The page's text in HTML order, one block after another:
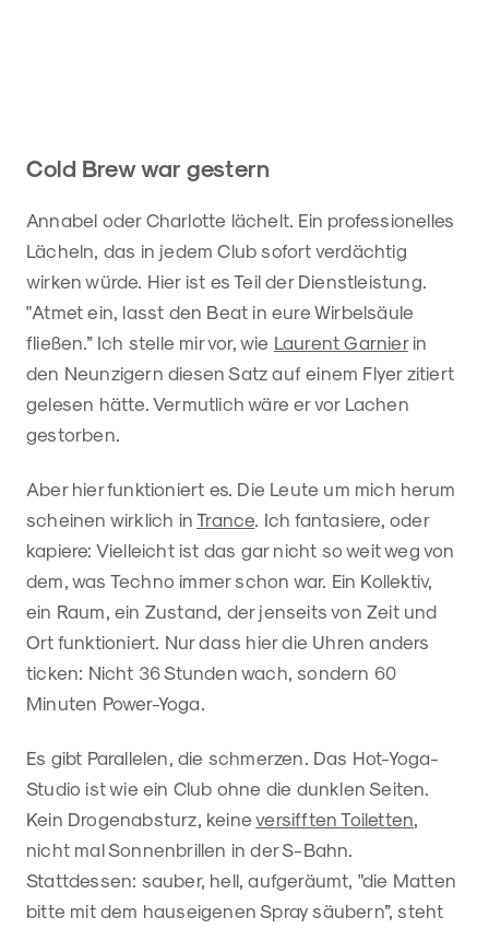
Cold Brew war gestern
Annabel oder Charlotte lächelt. Ein professionelles
Lächeln, das in jedem Club sofort verdächtig
wirken würde. Hier ist es Teil der Dienstleistung.
"Atmet ein, lasst den Beat in eure Wirbelsäule
fließen.” Ich stelle mir vor, wie Laurent Garnierin
den Neunzigern diesen Satz auf einem Flyer zitiert
gelesen hätte. Vermutlich wäre er vor Lachen
gestorben.
Aber hier funktioniert es. Die Leute um mich herum
scheinen wirklich inTrance. Ich fantasiere, oder
kapiere: Vielleicht ist das gar nicht so weit weg von
dem, was Techno immer schon war. Ein Kollektiv,
ein Raum, ein Zustand, der jenseits von Zeit und
Ort funktioniert. Nur dass hier die Uhren anders
ticken: Nicht 36 Stunden wach, sondern 60
Minuten Power-Yoga.
Es gibt Parallelen, die schmerzen. Das Hot-Yoga-
Studio ist wie ein Club ohne die dunklen Seiten.
Kein Drogenabsturz, keineversifften Toiletten,
nicht mal Sonnenbrillen in der S-Bahn.
Stattdessen: sauber, hell, aufgeräumt, "die Matten
bitte mit dem hauseigenen Spray säubern”, steht